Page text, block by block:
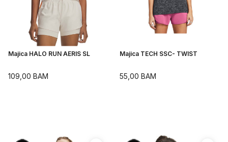
Majica HALO RUN AERIS SL
109,00 BAM
Majica TECH SSC- TWIST
55,00 BAM